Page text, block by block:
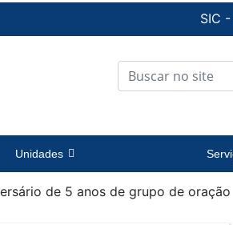
SIC
Unidades
de 5 anos de grupo de oração